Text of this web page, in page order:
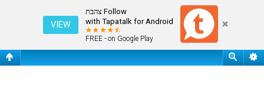
Follow צהבת
with Tapatalk for Android
FREE - on Google Play
VIEW
חיפוש